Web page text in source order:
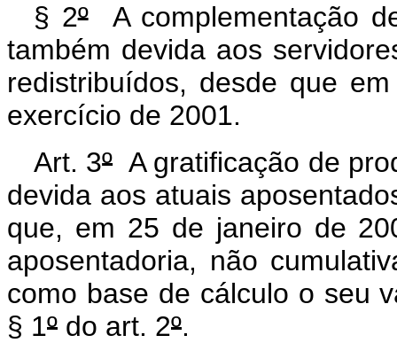
§ 2ºA complementação
também devida aos
redistribuídos, desde que
exercício de 2001.
Art. 3ºA gratificação de
devida aos atuais
que, em 25 de janeiro de
aposentadoria, não
como base de cálculo o seu
§ 1º do art. 2º.